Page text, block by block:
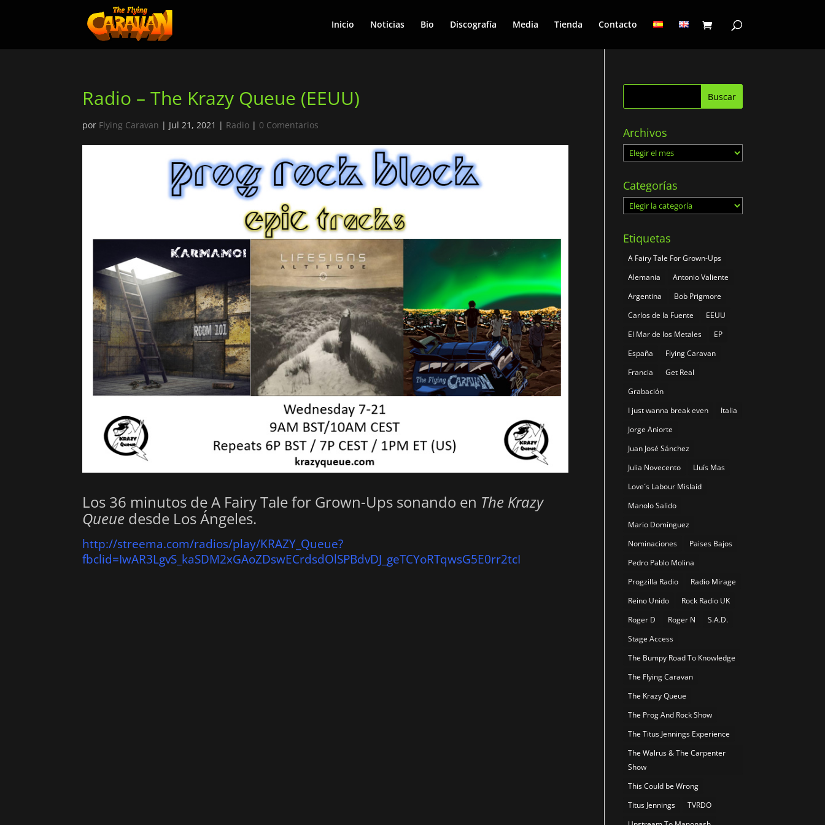
Inicio Noticias Bio Discografía Media Tienda Contacto
Radio – The Krazy Queue (EEUU)
por Flying Caravan | Jul 21, 2021 | Radio | 0 Comentarios
Los 36 minutos de A Fairy Tale for Grown-Ups sonando en The Krazy
Queue desde Los Ángeles.
http://streema.com/radios/play/KRAZY_Queue?
fbclid=IwAR3LgvS_kaSDM2xGAoZDswECrdsdOlSPBdvDJ_geTCYoRTqwsG5E0rr2tcI
Archivos
Archivos
Categorías
Categorías
Etiquetas
A Fairy Tale For Grown-Ups
Alemania
Antonio Valiente
Argentina
Bob Prigmore
Carlos de la Fuente
EEUU
El Mar de los Metales
EP
España
Flying Caravan
Francia
Get Real
Grabación
I just wanna break even
Italia
Jorge Aniorte
Juan José Sánchez
Julia Novecento
Lluís Mas
Love´s Labour Mislaid
Manolo Salido
Mario Domínguez
Nominaciones
Paises Bajos
Pedro Pablo Molina
Progzilla Radio
Radio Mirage
Reino Unido
Rock Radio UK
Roger D
Roger N
S.A.D.
Stage Access
The Bumpy Road To Knowledge
The Flying Caravan
The Krazy Queue
The Prog And Rock Show
The Titus Jennings Experience
The Walrus & The Carpenter
Show
This Could be Wrong
Titus Jennings
TVRDO